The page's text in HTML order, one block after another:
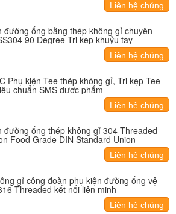
Liên hệ chúng
tôi
đường ống bằng thép không gỉ chuyên
90 Degree Tri kẹp khuỷu tay
Liên hệ chúng
tôi
Phụ kiện Tee thép không gỉ, Tri kẹp Tee
chuẩn SMS dược phẩm
Liên hệ chúng
tôi
đường ống thép không gỉ 304 Threaded
Food Grade DIN Standard Union
Liên hệ chúng
tôi
gỉ công đoàn phụ kiện đường ống vệ
Threaded kết nối liên minh
Liên hệ chúng